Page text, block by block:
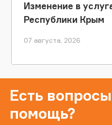
Изменение в
Республики Крым
07 августа, 2026
Есть
помощь?